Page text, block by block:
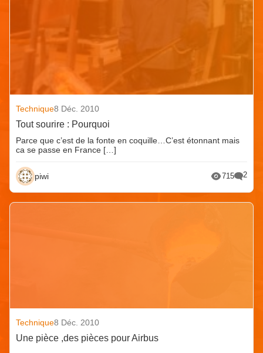
Technique8 Déc. 2010
Tout sourire : Pourquoi
Parce que c’est de la fonte en coquille…C’est étonnant mais
ca se passe en France […]
piwi 715 2
Technique8 Déc. 2010
Une pièce ,des pièces pour Airbus